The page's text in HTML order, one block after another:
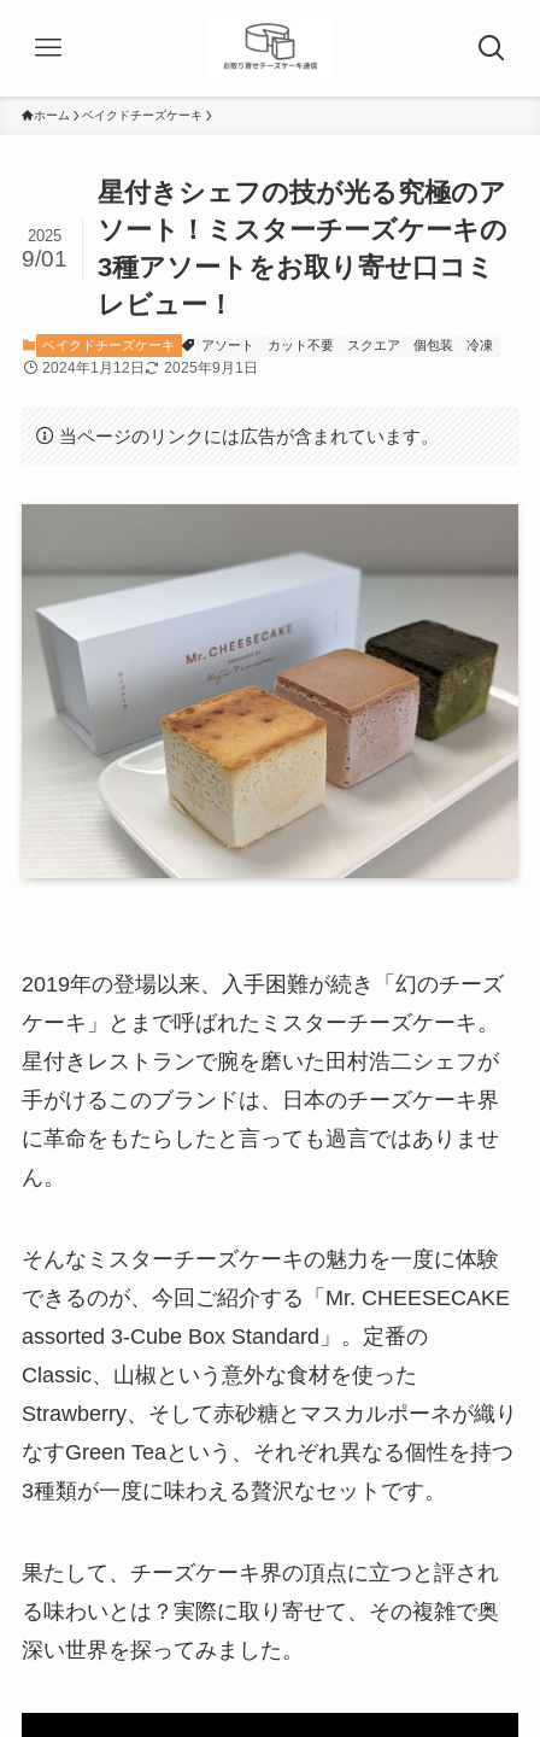
ホーム ベイクドチーズケーキ
星付きシェフの技が光る究極のア
ソート！ミスターチーズケーキの
3種アソートをお取り寄せ口コミ
レビュー！
2025
9/01
ベイクドチーズケーキ アソート カット不要 スクエア 個包装 冷凍
2024年1月12日 2025年9月1日
当ページのリンクには広告が含まれています。
2019年の登場以来、入手困難が続き「幻のチーズ
ケーキ」とまで呼ばれたミスターチーズケーキ。
星付きレストランで腕を磨いた田村浩二シェフが
手がけるこのブランドは、日本のチーズケーキ界
に革命をもたらしたと言っても過言ではありませ
ん。
そんなミスターチーズケーキの魅力を一度に体験
できるのが、今回ご紹介する「Mr. CHEESECAKE
assorted 3-Cube Box Standard」。定番の
Classic、山椒という意外な食材を使った
Strawberry、そして赤砂糖とマスカルポーネが織り
なすGreen Teaという、それぞれ異なる個性を持つ
3種類が一度に味わえる贅沢なセットです。
果たして、チーズケーキ界の頂点に立つと評され
る味わいとは？実際に取り寄せて、その複雑で奥
深い世界を探ってみました。